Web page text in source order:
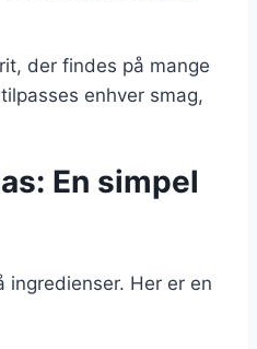
der findes på mange
enhver smag,
En simpel
Her er en